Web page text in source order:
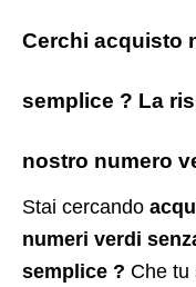
Cerchi acquisto
semplice ? La
nostro numero
Stai cercando
numeri verdi
semplice ? Che tu